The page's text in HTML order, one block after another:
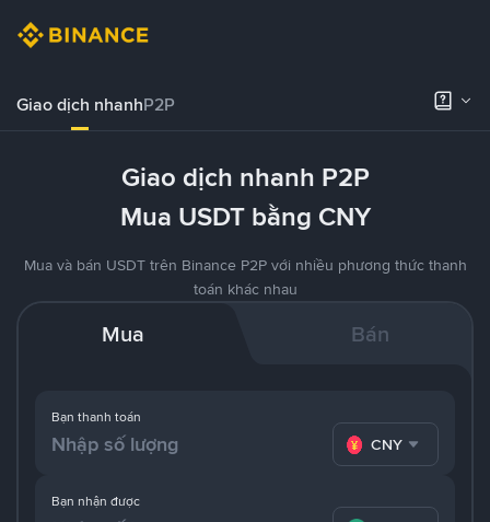
Giao dịch nhanhP2P
Giao dịch nhanh P2P
Mua USDT bằng CNY
Mua và bán USDT trên Binance P2P với nhiều phương thức thanh
toán khác nhau
Mua Bán
Bạn thanh toán
CNY
Bạn nhận được